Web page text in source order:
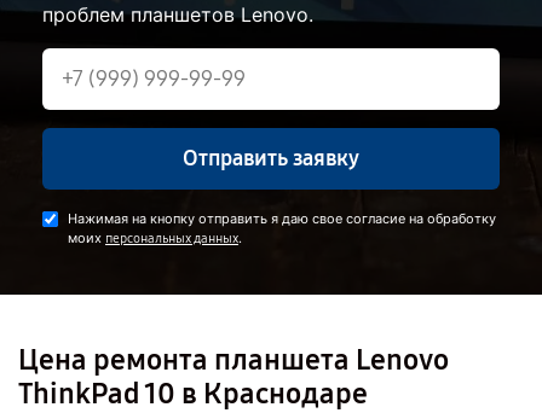
проблем планшетов Lenovo.
Отправить заявку
Нажимая на кнопку отправить я даю свое согласие на обработку
моих персональных данных.
Цена ремонта планшета Lenovo
ThinkPad 10 в Краснодаре